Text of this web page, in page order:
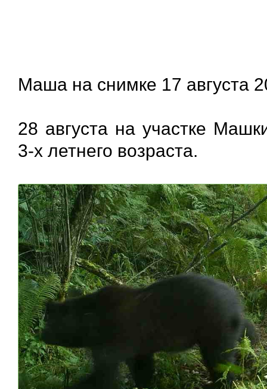
Маша на снимке 17 августа
28 августа на участке
3-х летнего возраста.